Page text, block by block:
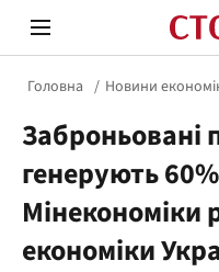
Стоп Політичній Корупції
Головна Новини
Заброньовані
генерують
Мінекономіки
економіки